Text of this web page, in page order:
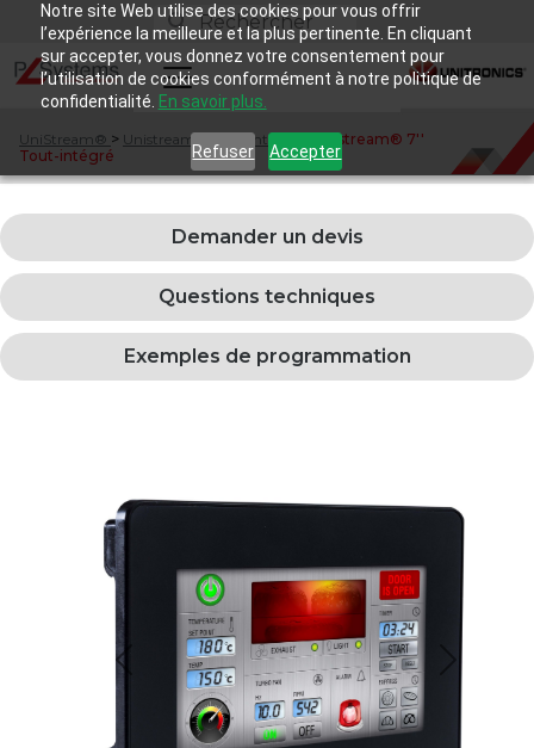
Notre site Web utilise des cookies pour vous offrir
l’expérience la meilleure et la plus pertinente. En cliquant
sur accepter, vous donnez votre consentement pour
l’utilisation de cookies conformément à notre politique de
confidentialité. En savoir plus.
Refuser Accepter
UniStream® > Unistream® Tout-intégré
Unistream® 7''
Tout-intégré
Demander un devis
Questions techniques
Exemples de programmation
Previous Next